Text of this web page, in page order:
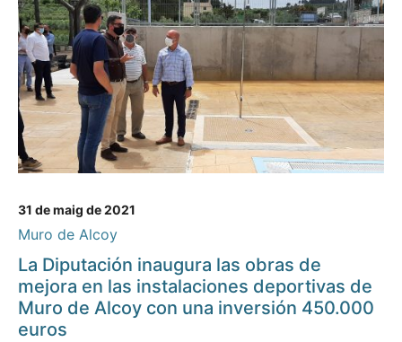
31 de maig de 2021
Muro de Alcoy
La Diputación inaugura las obras de
mejora en las instalaciones deportivas de
Muro de Alcoy con una inversión 450.000
euros